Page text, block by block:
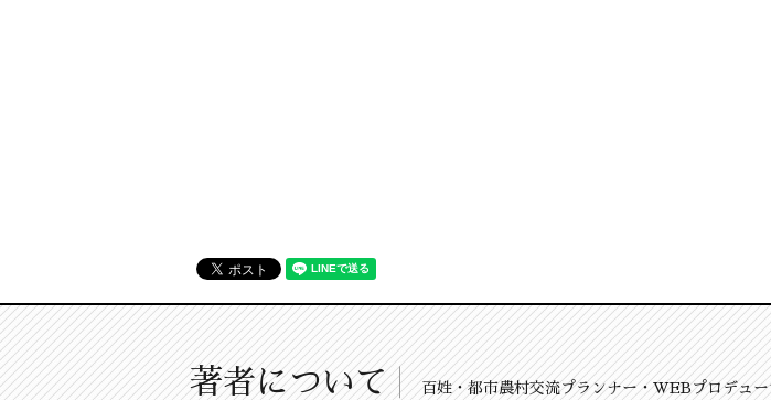
著者について 百姓・都市農村交流プランナー・WEBプロデュ